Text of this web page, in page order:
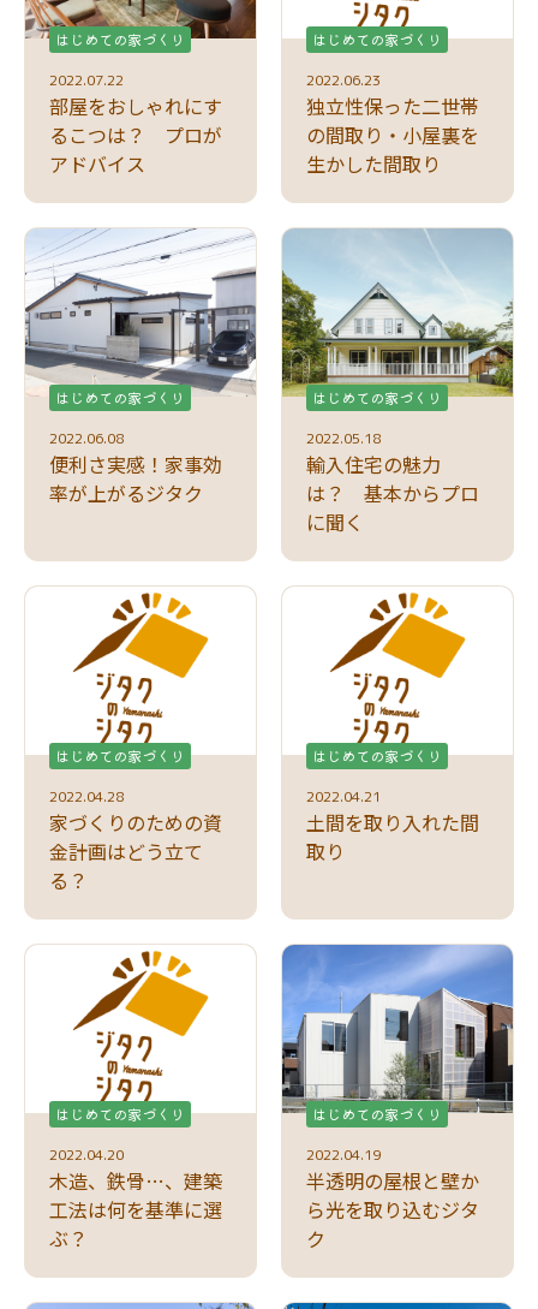
はじめての家づくり
2022.07.22
部屋をおしゃれにす
るこつは？ プロが
アドバイス
はじめての家づくり
2022.06.23
独立性保った二世帯
の間取り・小屋裏を
生かした間取り
はじめての家づくり
2022.06.08
便利さ実感！家事効
率が上がるジタク
はじめての家づくり
2022.05.18
輸入住宅の魅力
は？ 基本からプロ
に聞く
はじめての家づくり
2022.04.28
家づくりのための資
金計画はどう立て
る？
はじめての家づくり
2022.04.21
土間を取り入れた間
取り
はじめての家づくり
2022.04.20
木造、鉄骨…、建築
工法は何を基準に選
ぶ？
はじめての家づくり
2022.04.19
半透明の屋根と壁か
ら光を取り込むジタ
ク